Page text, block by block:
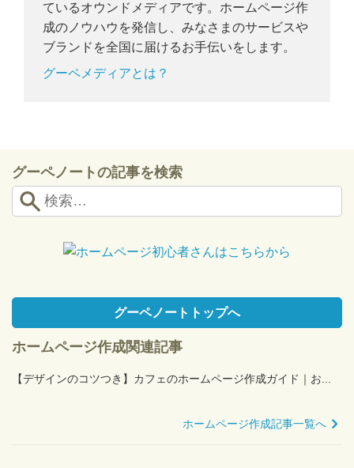
ているオウンドメディアです。ホームページ作
成のノウハウを発信し、みなさまのサービスや
ブランドを全国に届けるお手伝いをします。
グーペメディアとは？
グーペノートの記事を検索
グーペノートトップへ
ホームページ作成関連記事
【デザインのコツつき】カフェのホームページ作成ガイド｜お...
ホームページ作成記事一覧へ